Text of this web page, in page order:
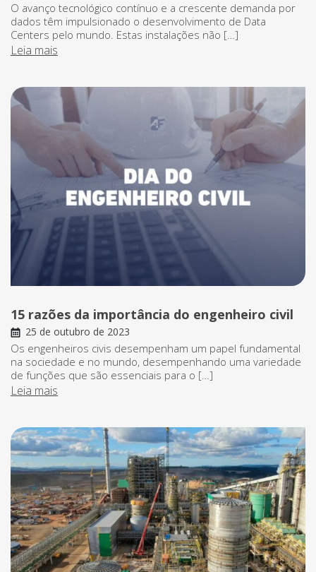
O avanço tecnológico contínuo e a crescente demanda por
dados têm impulsionado o desenvolvimento de Data
Centers pelo mundo. Estas instalações não […]
Leia mais
15 razões da importância do engenheiro civil
25 de outubro de 2023
Os engenheiros civis desempenham um papel fundamental
na sociedade e no mundo, desempenhando uma variedade
de funções que são essenciais para o […]
Leia mais